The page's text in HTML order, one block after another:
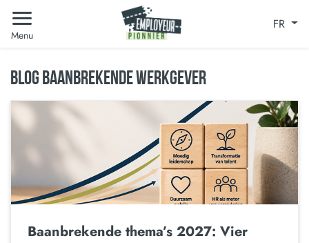
Menu
FR
BLOG BAANBREKENDE WERKGEVER
Baanbrekende thema’s 2027: Vier